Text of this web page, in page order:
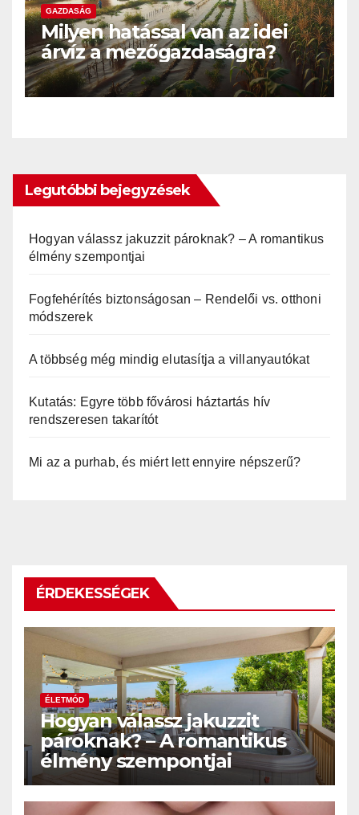
GAZDASÁG
Milyen hatással van az idei
árvíz a mezőgazdaságra?
Legutóbbi bejegyzések
Hogyan válassz jakuzzit pároknak? – A romantikus
élmény szempontjai
Fogfehérítés biztonságosan – Rendelői vs. otthoni
módszerek
A többség még mindig elutasítja a villanyautókat
Kutatás: Egyre több fővárosi háztartás hív
rendszeresen takarítót
Mi az a purhab, és miért lett ennyire népszerű?
ÉRDEKESSÉGEK
ÉLETMÓD
Hogyan válassz jakuzzit
pároknak? – A romantikus
élmény szempontjai